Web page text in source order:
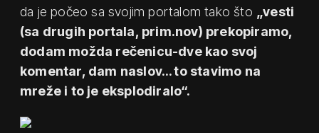
da je počeo sa svojim portalom tako što „vesti
(sa drugih portala, prim.nov) prekopiramo,
dodam možda rečenicu-dve kao svoj
komentar, dam naslov… to stavimo na
mreže i to je eksplodiralo“.